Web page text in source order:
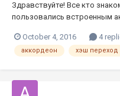
Здравствуйте! Все кто
пользовались встроенным
не доведен до ума. А
развернутому слою, и
October 4, 2016 4
аккордеон хэш переход